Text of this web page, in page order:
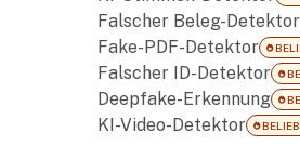
Falscher Beleg-Detektor
Fake-PDF-Detektor
Falscher ID-Detektor
Deepfake-Erkennung
KI-Video-Detektor